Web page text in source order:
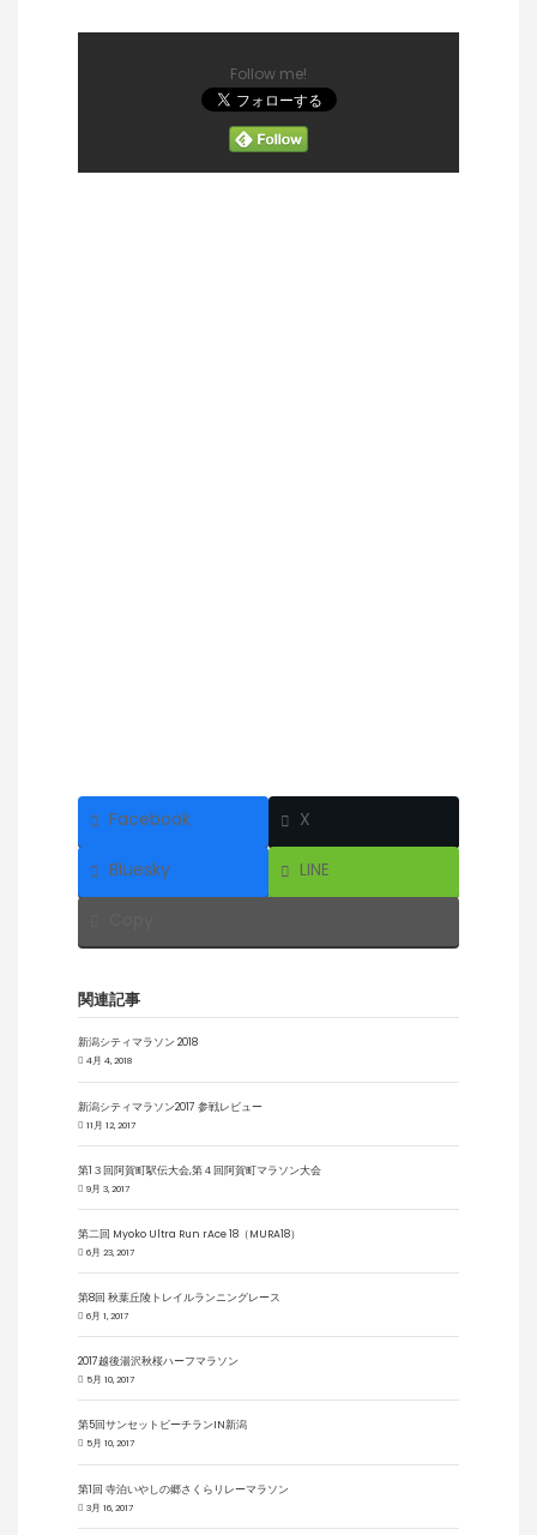
Follow me!
Facebook X
Bluesky LINE
関連記事
新潟シティマラソン 2018
4月 4, 2018
新潟シティマラソン2017 参戦レビュー
11月 12, 2017
第1３回阿賀町駅伝大会,第４回阿賀町マラソン大会
9月 3, 2017
第二回 Myoko Ultra Run rAce 18（MURA18）
6月 23, 2017
第8回 秋葉丘陵トレイルランニングレース
6月 1, 2017
2017越後湯沢秋桜ハーフマラソン
5月 10, 2017
第5回サンセットビーチランIN新潟
5月 10, 2017
第1回 寺泊いやしの郷さくらリレーマラソン
3月 16, 2017